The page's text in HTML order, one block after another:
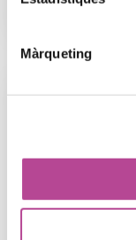
Màrqueting